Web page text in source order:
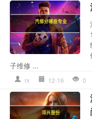
子维修 ...
rx 12-16 0